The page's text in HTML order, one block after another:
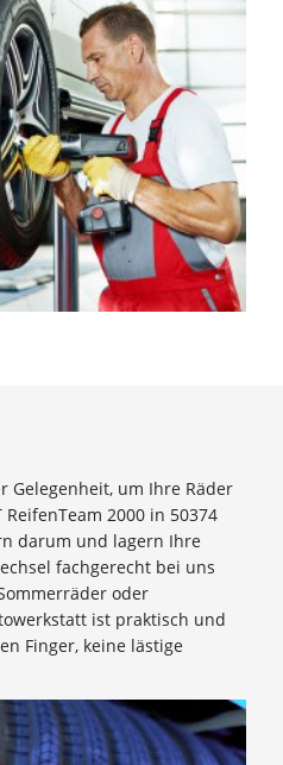
Gelegenheit, um Ihre Räder
ReifenTeam 2000 in 50374
darum und lagern Ihre
fachgerecht bei uns
oder
ist praktisch und
Finger, keine lästige